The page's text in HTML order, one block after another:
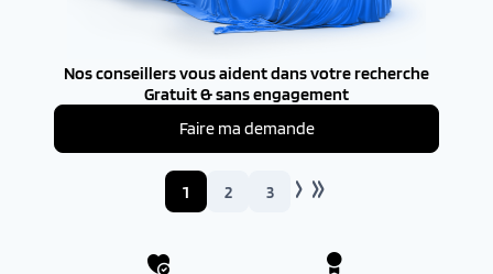
Nos conseillers vous aident dans votre recherche
Gratuit & sans engagement
Faire ma demande
1 2 3